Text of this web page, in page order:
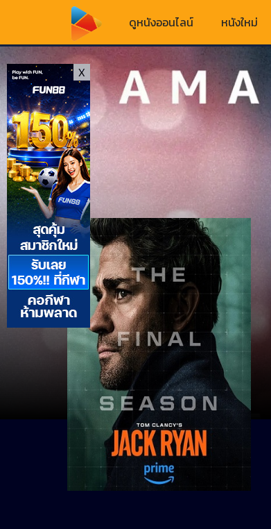
ดูหนังออนไลน์ หนังใหม่
X